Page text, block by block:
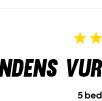
5